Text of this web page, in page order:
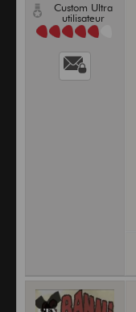
Custom Ultra
utilisateur